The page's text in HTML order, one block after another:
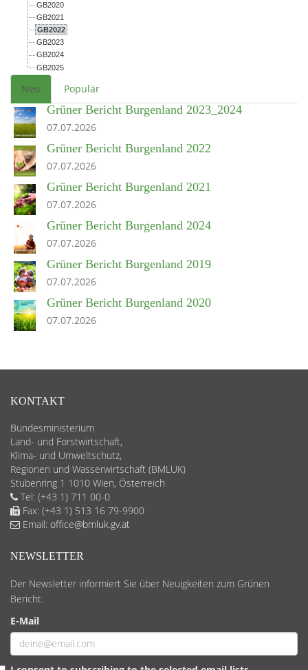
GB2020
GB2021
GB2022
GB2023
GB2024
GB2025
Neu Populär
Grüner Bericht Burgenland 2023_2024
07.07.2026
Grüner Bericht Burgenland 2022
07.07.2026
Grüner Bericht Burgenland 2021
07.07.2026
Grüner Bericht Burgenland 2024
07.07.2026
Grüner Bericht Burgenland 2019
07.07.2026
Grüner Bericht Burgenland 2020
07.07.2026
KONTAKT
Bundesministerium
Land- und Forstwirtschaft,
Klima- und Umweltschutz,
Regionen und Wasserwirtschaft (BMLUK)
Stubenring 1 1010 Wien, Österreich
Tel: (+43 1) 711 00-0
Fax: (+43 1) 513 16 79-9900
Email: office@bmluk.gv.at
NEWSLETTER
Der Newsletter informiert Sie über Neuigkeiten zum Grünen
Bericht.
E-Mail